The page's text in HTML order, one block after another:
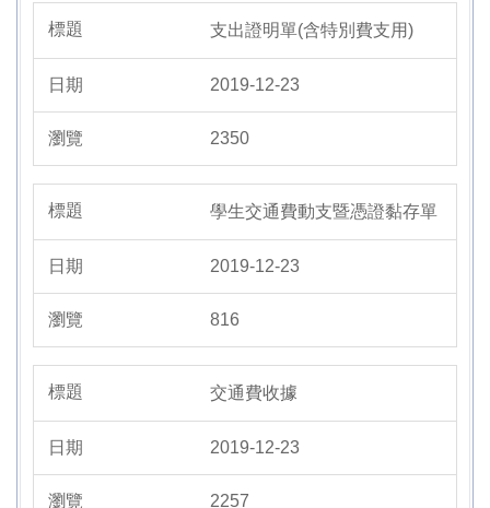
支出證明單(含特別費支用)
2019-12-23
2350
學生交通費動支暨憑證黏存單
2019-12-23
816
交通費收據
2019-12-23
2257